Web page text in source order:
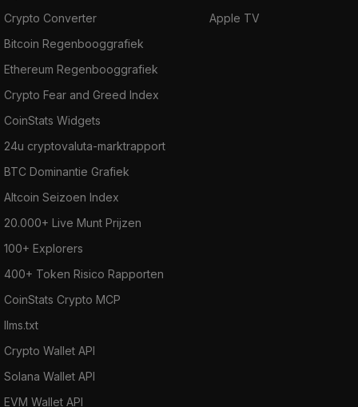
Crypto Converter
Bitcoin Regenbooggrafiek
Ethereum Regenbooggrafiek
Crypto Fear and Greed Index
CoinStats Widgets
24u cryptovaluta-marktrapport
BTC Dominantie Grafiek
Altcoin Seizoen Index
20.000+ Live Munt Prijzen
100+ Explorers
400+ Token Risico Rapporten
CoinStats Crypto MCP
llms.txt
Crypto Wallet API
Solana Wallet API
EVM Wallet API
Apple TV